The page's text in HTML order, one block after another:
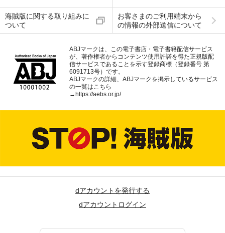
海賊版に関する取り組みに
ついて
お客さまのご利用端末から
の情報の外部送信について
ABJマークは、この電子書店・電子書籍配信サービス
が、著作権者からコンテンツ使用許諾を得た正規版配
信サービスであることを示す登録商標（登録番号 第
6091713号）です。
ABJマークの詳細、ABJマークを掲示しているサービス
の一覧はこちら
→ https://aebs.or.jp/
dアカウントを発行する
dアカウントログイン